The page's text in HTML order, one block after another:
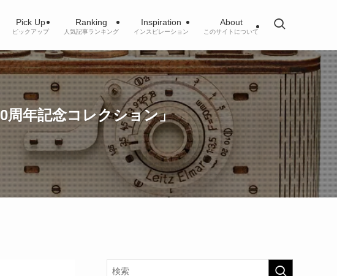
Pick Up
ピックアップ
Ranking
人気記事ランキング
Inspiration
インスピレーション
About
このサイトについて
周年記念コレクション」